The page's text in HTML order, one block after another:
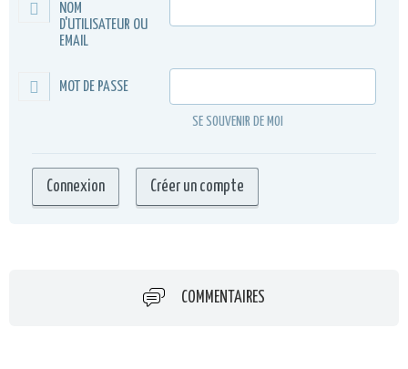
NOM
D'UTILISATEUR OU
EMAIL
MOT DE PASSE
SE SOUVENIR DE MOI
COMMENTAIRES